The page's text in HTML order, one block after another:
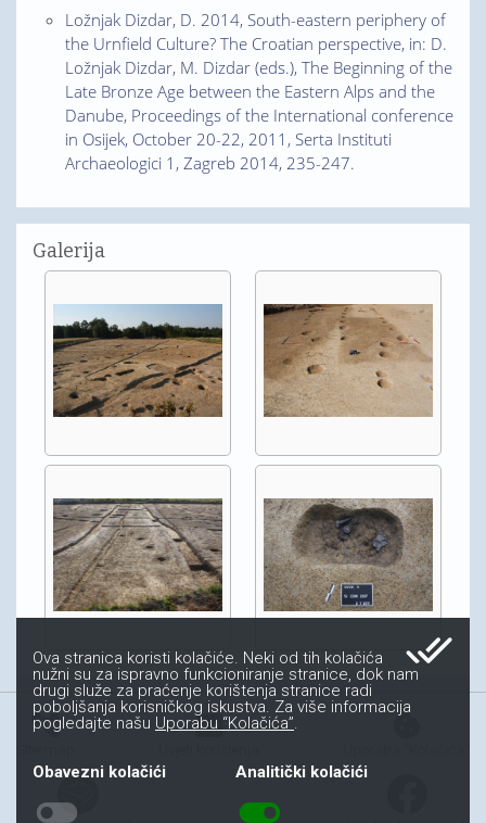
Ložnjak Dizdar, D. 2014, South-eastern periphery of
the Urnfield Culture? The Croatian perspective, in: D.
Ložnjak Dizdar, M. Dizdar (eds.), The Beginning of the
Late Bronze Age between the Eastern Alps and the
Danube, Proceedings of the International conference
in Osijek, October 20-22, 2011, Serta Instituti
Archaeologici 1, Zagreb 2014, 235-247.
Galerija
account_tree fact_check cookie
done_all
Ova stranica koristi kolačiće. Neki od tih kolačića
nužni su za ispravno funkcioniranje stranice, dok nam
drugi služe za praćenje korištenja stranice radi
poboljšanja korisničkog iskustva. Za više informacija
pogledajte našu Uporabu “Kolačića”.
Obavezni kolačići
toggle_off
Analitički kolačići
toggle_on